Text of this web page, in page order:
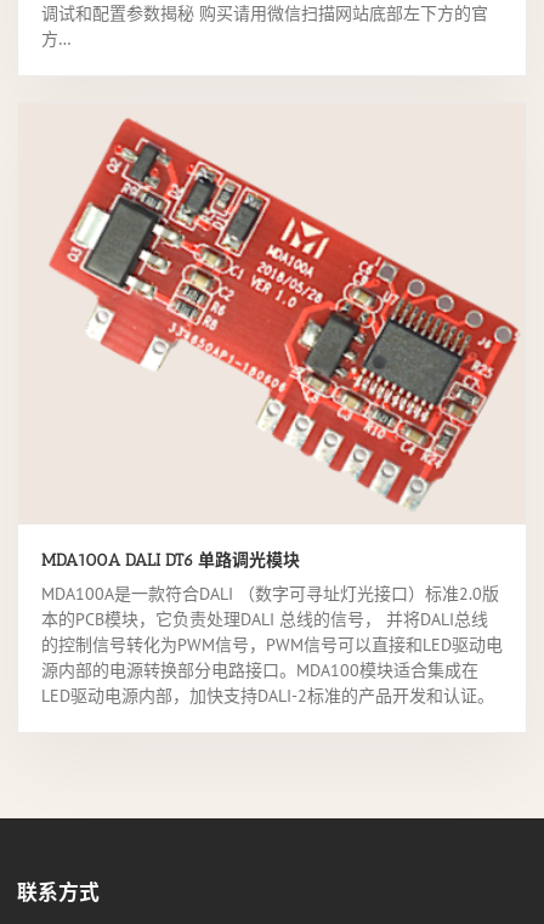
调试和配置参数揭秘 购买请用微信扫描网站底部左下方的官
方…
MDA100A DALI DT6 单路调光模块
MDA100A是一款符合DALI （数字可寻址灯光接口）标准2.0版
本的PCB模块，它负责处理DALI 总线的信号， 并将DALI总线
的控制信号转化为PWM信号，PWM信号可以直接和LED驱动电
源内部的电源转换部分电路接口。MDA100模块适合集成在
LED驱动电源内部，加快支持DALI-2标准的产品开发和认证。
联系方式